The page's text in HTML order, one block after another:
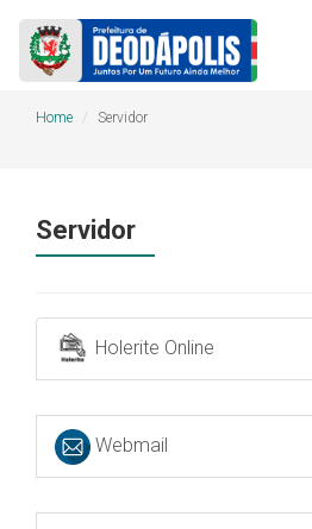
Home Servidor
Servidor
Holerite Online
Webmail